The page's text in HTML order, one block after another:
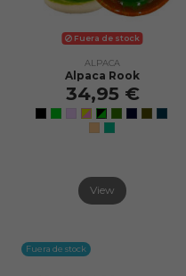
Fuera de stock
ALPACA
Alpaca Rook
34,95 €
View
Fuera de stock